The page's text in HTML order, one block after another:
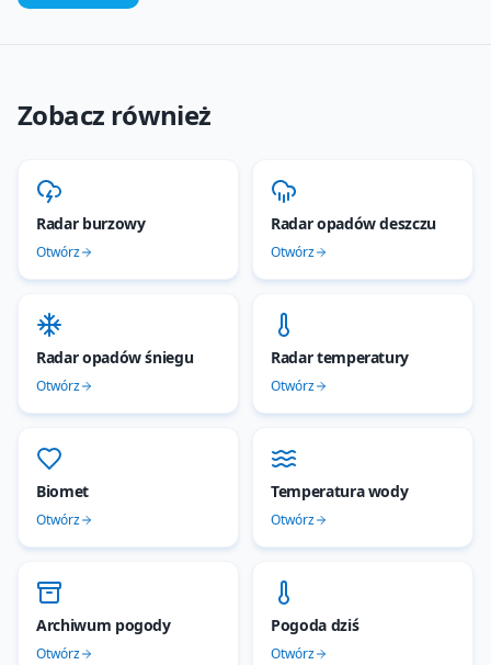
Zobacz również
Radar burzowy
Otwórz
Radar opadów deszczu
Otwórz
Radar opadów śniegu
Otwórz
Radar temperatury
Otwórz
Biomet
Otwórz
Temperatura wody
Otwórz
Archiwum pogody
Otwórz
Pogoda dziś
Otwórz